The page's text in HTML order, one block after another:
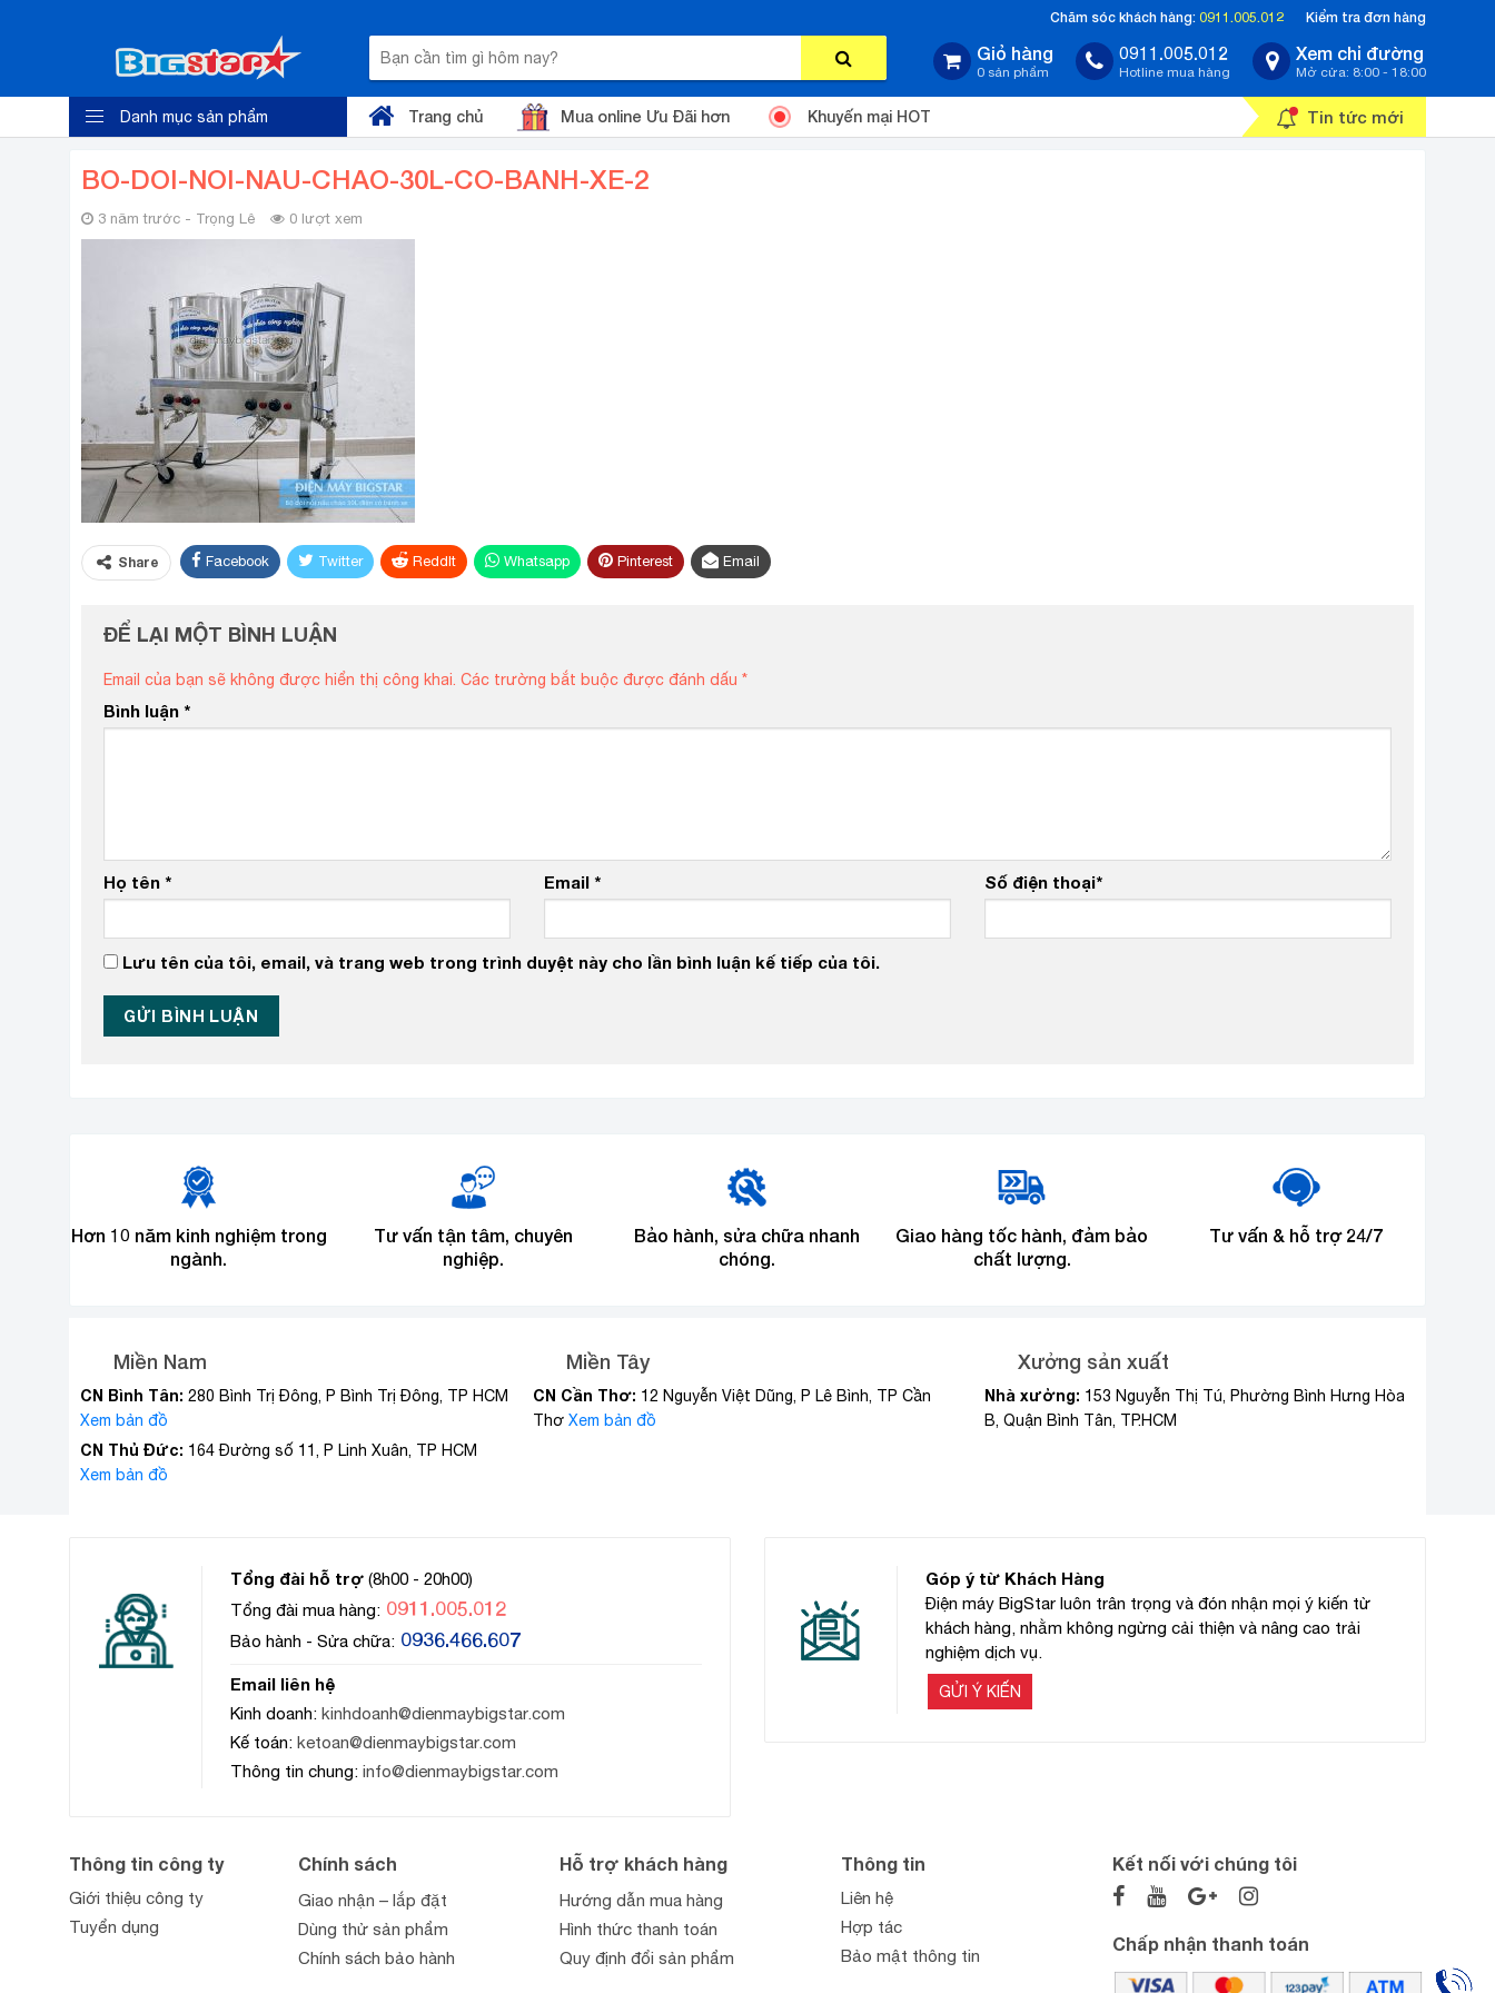
Chăm sóc khách hàng: 0911.005.012 Kiểm tra đơn hàng
Giỏ hàng
0 sản phẩm
0911.005.012
Hotline mua hàng
Xem chỉ đường
Mở cửa: 8:00 - 18:00
Danh mục sản phẩm Trang chủ Mua online Ưu Đãi hơn Khuyến mại HOT Tin tức mới
BO-DOI-NOI-NAU-CHAO-30L-CO-BANH-XE-2
3 năm trước - Trọng Lê 0 lượt xem
Share Facebook Twitter ReddIt Whatsapp Pinterest Email
ĐỂ LẠI MỘT BÌNH LUẬN
Email của bạn sẽ không được hiển thị công khai. Các trường bắt buộc được đánh dấu *
Bình luận *
Họ tên * Email * Số điện thoại*
Lưu tên của tôi, email, và trang web trong trình duyệt này cho lần bình luận kế tiếp của tôi.
Hơn 10 năm kinh nghiệm trong
ngành.
Tư vấn tận tâm, chuyên
nghiệp.
Bảo hành, sửa chữa nhanh
chóng.
Giao hàng tốc hành, đảm bảo
chất lượng.
Tư vấn & hỗ trợ 24/7
Miền Nam
CN Bình Tân: 280 Bình Trị Đông, P Bình Trị Đông, TP HCM
Xem bản đồ
CN Thủ Đức: 164 Đường số 11, P Linh Xuân, TP HCM
Xem bản đồ
Miền Tây
CN Cần Thơ: 12 Nguyễn Việt Dũng, P Lê Bình, TP Cần
Thơ Xem bản đồ
Xưởng sản xuất
Nhà xưởng: 153 Nguyễn Thị Tú, Phường Bình Hưng Hòa
B, Quận Bình Tân, TP.HCM
Tổng đài hỗ trợ (8h00 - 20h00)
Tổng đài mua hàng: 0911.005.012
Bảo hành - Sửa chữa: 0936.466.607
Email liên hệ
Kinh doanh: kinhdoanh@dienmaybigstar.com
Kế toán: ketoan@dienmaybigstar.com
Thông tin chung: info@dienmaybigstar.com
Góp ý từ Khách Hàng
Điện máy BigStar luôn trân trọng và đón nhận mọi ý kiến từ
khách hàng, nhằm không ngừng cải thiện và nâng cao trải
nghiệm dịch vụ.
GỬI Ý KIẾN
Thông tin công ty
Giới thiệu công ty
Tuyển dụng
Chính sách
Giao nhận – lắp đặt
Dùng thử sản phẩm
Chính sách bảo hành
Hỗ trợ khách hàng
Hướng dẫn mua hàng
Hình thức thanh toán
Quy định đổi sản phẩm
Thông tin
Liên hệ
Hợp tác
Bảo mật thông tin
Kết nối với chúng tôi
Chấp nhận thanh toán